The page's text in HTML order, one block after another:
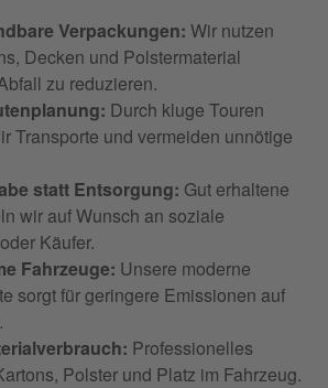
Verpackungen: Wir nutzen
Decken und Polstermaterial
zu reduzieren.
Durch kluge Touren
Transporte und vermeiden unnötige
statt Entsorgung: Gut erhaltene
wir auf Wunsch an soziale
Käufer.
Fahrzeuge: Unsere moderne
sorgt für geringere Emissionen auf
Professionelles
Polster und Platz im Fahrzeug.